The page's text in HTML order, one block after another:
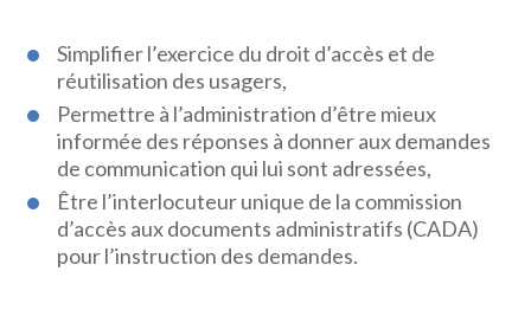
Simplifier l’exercice du droit d’accès et de
réutilisation des usagers,
Permettre à l’administration d’être mieux
informée des réponses à donner aux demandes
de communication qui lui sont adressées,
Être l’interlocuteur unique de la commission
d’accès aux documents administratifs (CADA)
pour l’instruction des demandes.